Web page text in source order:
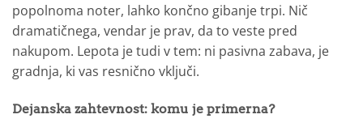
popolnoma noter, lahko končno gibanje trpi. Nič
dramatičnega, vendar je prav, da to veste pred
nakupom. Lepota je tudi v tem: ni pasivna zabava, je
gradnja, ki vas resnično vključi.
Dejanska zahtevnost: komu je primerna?